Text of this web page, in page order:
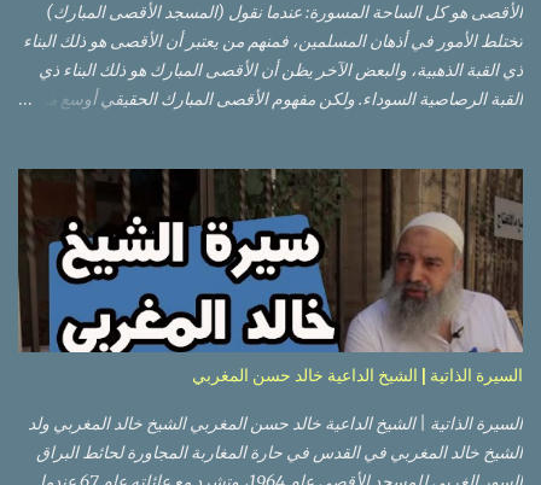
الأقصى هو كل الساحة المسورة: عندما نقول (المسجد الأقصى المبارك)
تختلط الأمور في أذهان المسلمين، فمنهم من يعتبر أن الأقصى هو ذلك البناء
ذي القبة الذهبية، والبعض الآخر يظن أن الأقصى المبارك هو ذلك البناء ذي
القبة الرصاصية السوداء. ولكن مفهوم الأقصى المبارك الحقيقي أوسع من
تلة في الزاوية الجنوبية الشرقية من مدينة القدس القديمة المسورة (البلدة
القديمة) والتي تقع في شرقي القدس فيالضفة الغربية. والمسجد الأقصى له
سور أيضاً وهو على شكل مضلع غير منتظم مساحته حوالي 144 دونم (144
كم متر مربع). المسجد الأقصى على تلة حارات البلدة القديمة – القدس
العتيقة كما هي اليوم يشمل المسجد الأقصى: قبة الصخرة المشرفة، (ذات
القبة الذهبية) والموجودة في موقع القلب بالنسبة للمسجد الأقصى
(ويستخدم الآن كمصلى للنساء يوم الجمعة). المصلى القِبلِي (المسجد
الجنوبي أو مبنى المسجد الأقصى)، ذي القبة الرصاصية السوداء، والواقع أ...
السيرة الذاتية | الشيخ الداعية خالد حسن المغربي
السيرة الذاتية | الشيخ الداعية خالد حسن المغربي الشيخ خالد المغربي ولد
الشيخ خالد المغربي في القدس في حارة المغاربة المجاورة لحائط البراق